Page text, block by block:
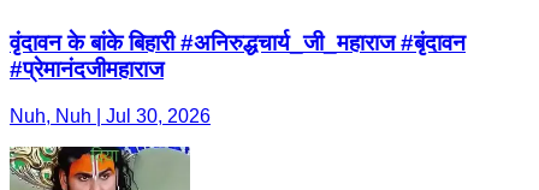
वृंदावन के बांके बिहारी #अनिरुद्धचार्य_जी_महाराज #बृंदावन
#प्रेमानंदजीमहाराज
Nuh, Nuh | Jul 30, 2026